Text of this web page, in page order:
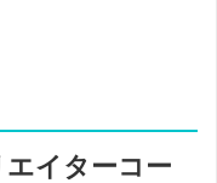
イターコー